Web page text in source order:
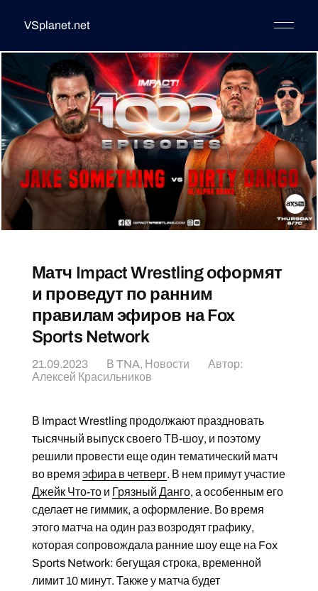
VSplanet.net
Матч Impact Wrestling оформят
и проведут по ранним
правилам эфиров на Fox
Sports Network
21.09.2023 В TNA, Новости
Автор:
Алексей Красильников
В Impact Wrestling продолжают праздновать
тысячный выпуск своего ТВ-шоу, и поэтому
решили провести еще один тематический матч
во время эфира в четверг. В нем примут участие
Джейк Что-тои Грязный Данго, а особенным его
сделает не гиммик, а оформление. Во время
этого матча на один раз возродят графику,
которая сопровождала ранние шоу еще на Fox
Sports Network: бегущая строка, временной
лимит 10 минут. Также у матча будет